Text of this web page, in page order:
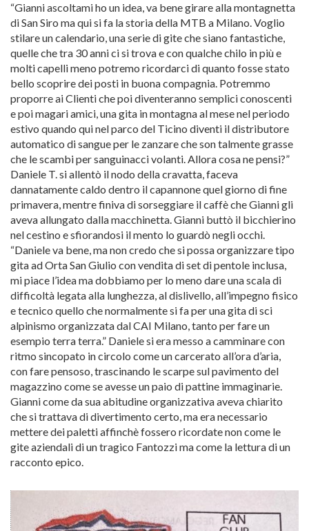
“Gianni ascoltami ho un idea, va bene girare alla montagnetta
di San Siro ma qui si fa la storia della MTB a Milano. Voglio
stilare un calendario, una serie di gite che siano fantastiche,
quelle che tra 30 anni ci si trova e con qualche chilo in più e
molti capelli meno potremo ricordarci di quanto fosse stato
bello scoprire dei posti in buona compagnia. Potremmo
proporre ai Clienti che poi diventeranno semplici conoscenti
e poi magari amici, una gita in montagna al mese nel periodo
estivo quando qui nel parco del Ticino diventi il distributore
automatico di sangue per le zanzare che son talmente grasse
che le scambi per sanguinacci volanti. Allora cosa ne pensi?”
Daniele T. si allentò il nodo della cravatta, faceva
dannatamente caldo dentro il capannone quel giorno di fine
primavera, mentre finiva di sorseggiare il caffè che Gianni gli
aveva allungato dalla macchinetta. Gianni buttò il bicchierino
nel cestino e sfiorandosi il mento lo guardò negli occhi.
“Daniele va bene, ma non credo che si possa organizzare tipo
gita ad Orta San Giulio con vendita di set di pentole inclusa,
mi piace l’idea ma dobbiamo per lo meno dare una scala di
difficoltà legata alla lunghezza, al dislivello, all’impegno fisico
e tecnico quello che normalmente si fa per una gita di sci
alpinismo organizzata dal CAI Milano, tanto per fare un
esempio terra terra.” Daniele si era messo a camminare con
ritmo sincopato in circolo come un carcerato all’ora d’aria,
con fare pensoso, trascinando le scarpe sul pavimento del
magazzino come se avesse un paio di pattine immaginarie.
Gianni come da sua abitudine organizzativa aveva chiarito
che si trattava di divertimento certo, ma era necessario
mettere dei paletti affinchè fossero ricordate non come le
gite aziendali di un tragico Fantozzi ma come la lettura di un
racconto epico.